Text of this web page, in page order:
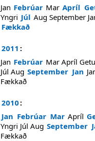
Jan Febrúar Mar Apríl
Yngri Júl Aug September
Fækkað
2011 :
Jan Febrúar Mar Apríl
Júl Aug September Jan
Fækkað
2010 :
Jan Febrúar Mar Apríl
Yngri Júl Aug September
Fækkað